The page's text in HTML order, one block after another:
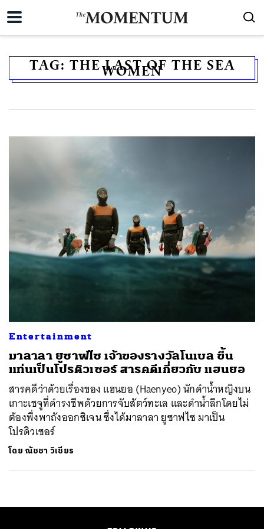
TAG: THE LAST OF THE SEA
WOMEN
Entertainment
มาลาลา ยูซาฟไซ เจ้าของรางวัลโนเบล ขึ้น
แท่นเป็นโปรดิวเซอร์ สารคดีเกี่ยวกับ แฮนยอ
สารคดีว่าด้วยเรื่องของ แฮนยอ (Haenyeo) นักดำน้ำหญิงบน
เกาะเชจูที่ดำรงชีพด้วยการจับสัตว์ทะเล และดำน้ำลึกโดยไม่
ต้องพึ่งพาถังออกซิเจน ซึ่งได้มาลาลา ยูซาฟไซ มาเป็น
โปรดิวเซอร์
โดย ณัชชา วิเชียร